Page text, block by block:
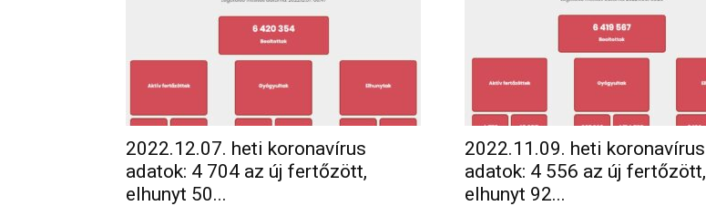
2022.12.07. heti koronavírus
adatok: 4 704 az új fertőzött,
elhunyt 50...
2022.11.09. heti koronavírus
adatok: 4 556 az új fertőzött,
elhunyt 92...